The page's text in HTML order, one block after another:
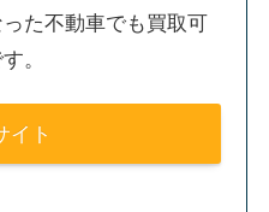
た不動車でも買取可
。
イト